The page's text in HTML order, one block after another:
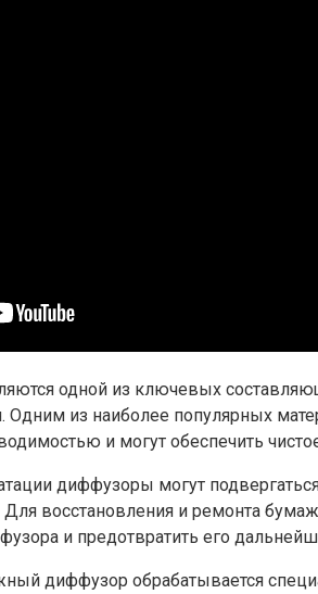
одной из ключевых
Одним из наиболее популярных
и могут обеспечить
диффузоры могут
Для восстановления и ремонта
и предотвратить его
диффузор обрабатывается